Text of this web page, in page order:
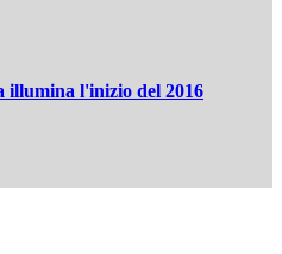
illumina l'inizio del 2016